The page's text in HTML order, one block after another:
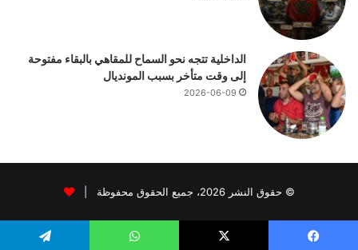
الداخلية تتجه نحو السماح للمقاهي بالبقاء مفتوحة
إلى وقت متأخر بسبب المونديال
2026-06-09
© حقوق النشر 2026، جميع الحقوق محفوظة |